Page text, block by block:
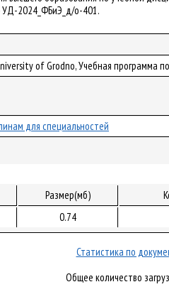
УД-2024_ФБиЭ_д/о-401.
of Grodno, Учебная программа
для специальностей
Размер(мб)
0.74
Статистика по
Общее количество